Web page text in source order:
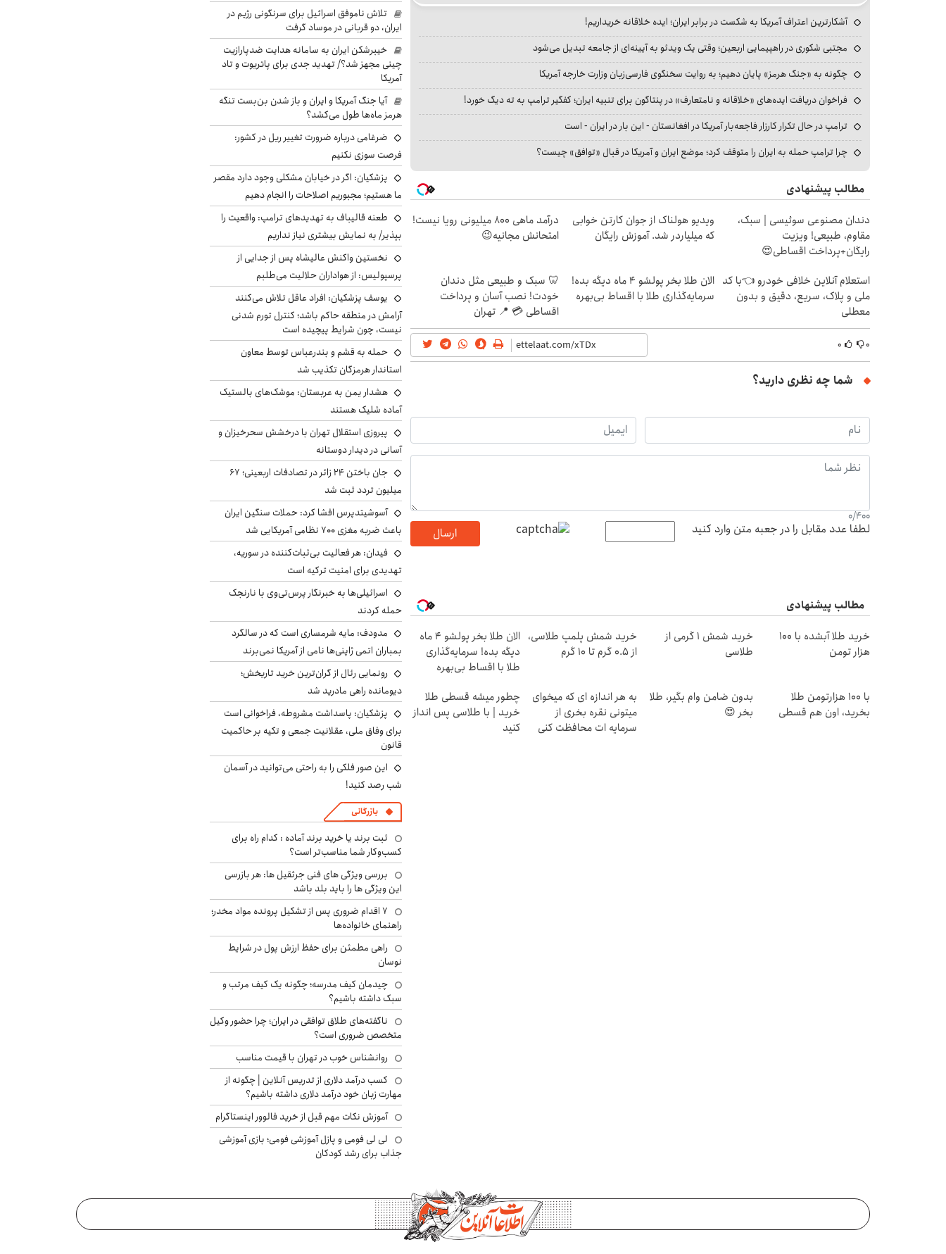
آشکارترین اعتراف آمریکا به شکست در برابر ایران؛ ایده خلاقانه خریداریم!
مجتبی شکوری در راهپیمایی اربعین؛ وقتی یک ویدئو به آیینه‌ای از جامعه تبدیل می‌شود
چگونه به «جنگ هرمز» پایان دهیم؛ به روایت سخنگوی فارسی‌زبان وزارت خارجه آمریکا
فراخوان دریافت ایده‌های «خلاقانه و نامتعارف» در پنتاگون برای تنبیه ایران؛ کفگیر ترامپ به ته دیگ خورد!
ترامپ در حال تکرار کارزار فاجعه‌بار آمریکا در افغانستان - این بار در ایران - است
چرا ترامپ حمله به ایران را متوقف کرد؛ موضع ایران و آمریکا در قبال «توافق» چیست؟
مطالب پیشنهادی
دندان مصنوعی سوئیسی | سبک،
مقاوم، طبیعی! ویزیت
رایگان+پرداخت اقساطی😍
ویدیو هولناک از جوان کارتن خوابی
که میلیاردر شد. آموزش رایگان
درآمد ماهی 800 میلیونی رویا نیست!
امتحانش مجانیه😉
استعلام آنلاین خلافی خودرو 👈با کد
ملی و پلاک، سریع، دقیق و بدون
معطلی
الان طلا بخر پولشو 4 ماه دیگه بده!
سرمایه‌گذاری طلا با اقساط بی‌بهره
🦷 سبک و طبیعی مثل دندان
خودت! نصب آسان و پرداخت
اقساطی 💳 📍 تهران
۰ ۰
شما چه نظری دارید؟
0/400
لطفا عدد مقابل را در جعبه متن وارد کنید ارسال
مطالب پیشنهادی
خرید طلا آبشده با 100
هزار تومن
خرید شمش 1 گرمی از
طلاسی
خرید شمش پلمپ طلاسی،
از ۰.۵ گرم تا ۱۰ گرم
الان طلا بخر پولشو 4 ماه
دیگه بده! سرمایه‌گذاری
طلا با اقساط بی‌بهره
با ۱۰۰ هزارتومن طلا
بخرید، اون هم قسطی
بدون ضامن وام بگیر، طلا
بخر 😍
به هر اندازه ای که میخوای
میتونی نقره بخری از
سرمایه ات محافظت کنی
چطور میشه قسطی طلا
خرید | با طلاسی پس انداز
کنید
تلاش ناموفق اسرائیل برای سرنگونی رژیم در
ایران، دو قربانی در موساد گرفت
خیبرشکن ایران به سامانه هدایت ضدپارازیت
چینی مجهز شد؟/ تهدید جدی برای پاتریوت و تاد
آمریکا
آیا جنگ آمریکا و ایران و باز شدن بن‌بست تنگه
هرمز ماه‌ها طول می‌کشد؟
ضرغامی درباره ضرورت تغییر ریل در کشور:
فرصت سوزی نکنیم
پزشکیان: اگر در خیابان مشکلی وجود دارد مقصر
ما هستیم؛ مجبوریم اصلاحات را انجام دهیم
طعنه قالیباف به تهدیدهای ترامپ: واقعیت را
بپذیر/ به نمایش بیشتری نیاز نداریم
نخستین واکنش عالیشاه پس از جدایی از
پرسپولیس: از هواداران حلالیت می‌طلبم
یوسف پزشکیان: افراد عاقل تلاش می‌کنند
آرامش در منطقه حاکم باشد؛ کنترل تورم شدنی
نیست، چون شرایط پیچیده است
حمله به قشم و بندرعباس توسط معاون
استاندار هرمزگان تکذیب شد
هشدار یمن به عربستان: موشک‌های بالستیک
آماده شلیک هستند
پیروزی استقلال تهران با درخشش سحرخیزان و
آسانی در دیدار دوستانه
جان باختن ۲۴ زائر در تصادفات اربعینی؛ ۶۷
میلیون تردد ثبت شد
آسوشیتدپرس افشا کرد: حملات سنگین ایران
باعث ضربه مغزی ۷۰۰ نظامی آمریکایی شد
فیدان: هر فعالیت بی‌ثبات‌کننده در سوریه،
تهدیدی برای امنیت ترکیه است
اسرائیلی‌ها به خبرنگار پرس‌تی‌وی با نارنجک
حمله کردند
مدودف: مایه شرمساری است که در سالگرد
بمباران اتمی ژاپنی‌ها نامی از آمریکا نمی‌برند
رونمایی رئال از گران‌ترین خرید تاریخش؛
دیومانده راهی مادرید شد
پزشکیان: پاسداشت مشروطه، فراخوانی است
برای وفاق ملی، عقلانیت جمعی و تکیه بر حاکمیت
قانون
این صور فلکی را به راحتی می‌توانید در آسمان
شب رصد کنید!
بازرگانی
ثبت برند یا خرید برند آماده : کدام راه برای
کسب‌وکار شما مناسب‌تر است؟
بررسی ویژگی های فنی جرثقیل ها: هر بازرسی
این ویژگی ها را باید بلد باشد
۷ اقدام ضروری پس از تشکیل پرونده مواد مخدر؛
راهنمای خانواده‌ها
راهی مطمئن برای حفظ ارزش پول در شرایط
نوسان
چیدمان کیف مدرسه؛ چگونه یک کیف مرتب و
سبک داشته باشیم؟
ناگفته‌های طلاق توافقی در ایران؛ چرا حضور وکیل
متخصص ضروری است؟
روانشناس خوب در تهران با قیمت مناسب
کسب درآمد دلاری از تدریس آنلاین | چگونه از
مهارت زبان خود درآمد دلاری داشته باشیم؟
آموزش نکات مهم قبل از خرید فالوور اینستاگرام
لی لی فومی و پازل آموزشی فومی؛ بازی آموزشی
جذاب برای رشد کودکان